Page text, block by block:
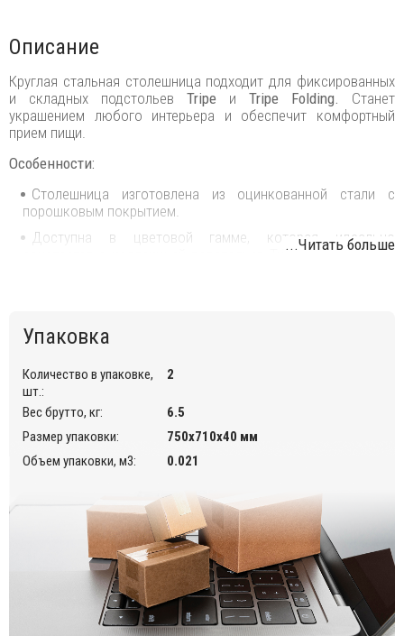
Описание
Круглая стальная столешница подходит для фиксированных
и складных подстольев Tripe и Tripe Folding.
Cтанет
украшением любого интерьера и обеспечит комфортный
прием пищи.
Особенности:
Cтолешница изготовлена из оцинкованной стали с
порошковым покрытием.
Доступна в цветовой гамме, которая идеально
Tripe и атмосферой
Столешницу можно использовать в помещении и на
открытом воздухе.
Дополнительную информацию и цены на другие модели Вы
можете уточнить у менеджеров.
...Читать больше
Упаковка
Количество в упаковке,
шт.:
2
Вес брутто, кг:
6.5
Размер упаковки:
750х710х40 мм
Объем упаковки, м3:
0.021